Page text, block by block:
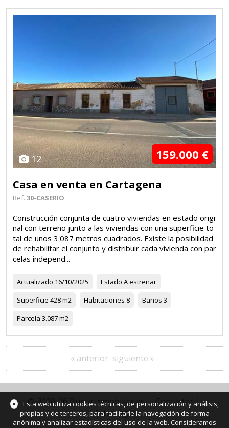
12 159.000 €
Casa en venta en Cartagena
Ref. 30-CASERIO
Construcción conjunta de cuatro viviendas en estado origi
nal con terreno junto a las viviendas con una superficie to
tal de unos 3.087 metros cuadrados. Existe la posibilidad
de rehabilitar el conjunto y distribuir cada vivienda con par
celas independ...
Actualizado 16/10/2025 Estado A estrenar
Superficie 428 m2 Habitaciones 8 Baños 3
Parcela 3.087 m2
« anterior siguiente »
© 2000-26 Busca Inmobiliarias
Contactar
Aviso legal
×
Esta web utiliza cookies técnicas, de personalización y análisis,
propias y de terceros, para facilitarle la navegación de forma
anónima y analizar estadísticas del uso de la web. Consideramos